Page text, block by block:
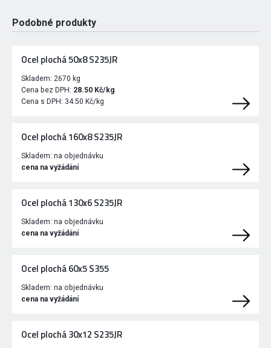
Podobné produkty
Ocel plochá 50x8 S235JR
Skladem: 2670 kg
Cena bez DPH: 28.50 Kč/kg
Cena s DPH: 34.50 Kč/kg
Ocel plochá 160x8 S235JR
Skladem: na objednávku
cena na vyžádání
Ocel plochá 130x6 S235JR
Skladem: na objednávku
cena na vyžádání
Ocel plochá 60x5 S355
Skladem: na objednávku
cena na vyžádání
Ocel plochá 30x12 S235JR